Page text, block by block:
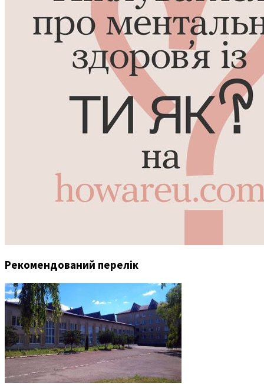
Рекомендований перелік